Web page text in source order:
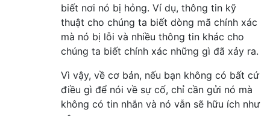
biết nơi nó bị hỏng. Ví dụ, thông tin kỹ
thuật cho chúng ta biết dòng mã chính xác
mà nó bị lỗi và nhiều thông tin khác cho
chúng ta biết chính xác những gì đã xảy ra.
Vì vậy, về cơ bản, nếu bạn không có bất cứ
điều gì để nói về sự cố, chỉ cần gửi nó mà
không có tin nhắn và nó vẫn sẽ hữu ích như